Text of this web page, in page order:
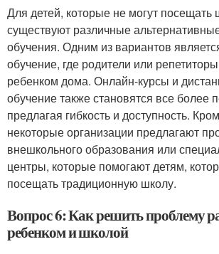
Для детей, которые не могут посещать
существуют различные
обучения. Одним из вариантов
обучение, где родители или
ребенком дома. Онлайн-курсы и
обучение также становятся все более
предлагая гибкость и доступность.
некоторые организации предлагают
внешкольного образования или
центры, которые помогают детям,
посещать традиционную школу.
Вопрос 6: Как решить проблему
ребенком и школой